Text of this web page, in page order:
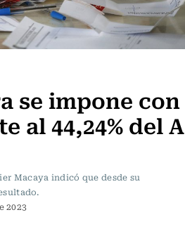
se impone con
al 44,24% del A
Macaya indicó que desde su
2023